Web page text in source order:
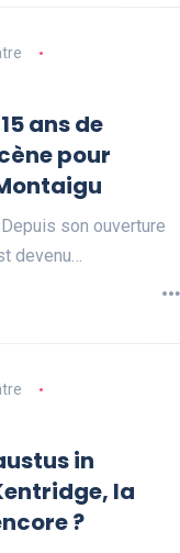
ans de
pour
son ouverture
devenu…
in
la
?